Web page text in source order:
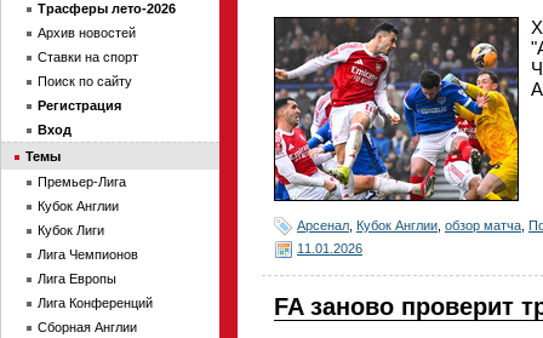
Арсенал Кубок Англии обзор матча
11.01.2026
FA заново проверит
Трасферы лето-2026
Архив новостей
Ставки на спорт
Поиск по сайту
Регистрация
Вход
Темы
Премьер-Лига
Кубок Англии
Кубок Лиги
Лига Чемпионов
Лига Европы
Лига Конференций
Сборная Англии